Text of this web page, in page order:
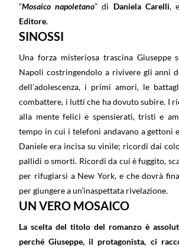
“Mosaico napoletano” di Daniela Carelli,
Editore.
SINOSSI
Una forza misteriosa trascina Giuseppe
Napoli costringendolo a rivivere gli anni
dell’adolescenza, i primi amori, le
combattere, i lutti che ha dovuto subire. I
alla mente felici e spensierati, tristi e
tempo in cui i telefoni andavano a gettoni
Daniele era incisa su vinile; ricordi dai
pallidi o smorti. Ricordi da cui è fuggito,
per rifugiarsi a New York, e che dovrà
per giungere a un’inaspettata rivelazione.
UN VERO MOSAICO
La scelta del titolo del romanzo è
perché Giuseppe, il protagonista, ci